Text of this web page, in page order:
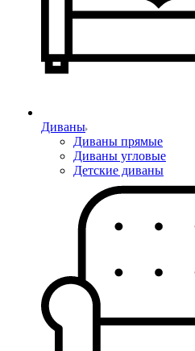
Диваны
Диваны прямые
Диваны угловые
Детские диваны